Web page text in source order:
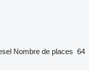
Nombre de places 64